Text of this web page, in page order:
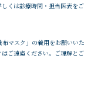
くは診療時間・担当医表をご
マスク」の着用をお願いいた
ご遠慮ください。ご理解とご